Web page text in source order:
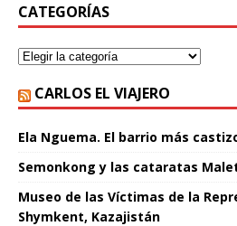
CATEGORÍAS
CARLOS EL VIAJERO
Ela Nguema. El barrio más
Semonkong y las cataratas
Museo de las Víctimas de la
Shymkent, Kazajistán